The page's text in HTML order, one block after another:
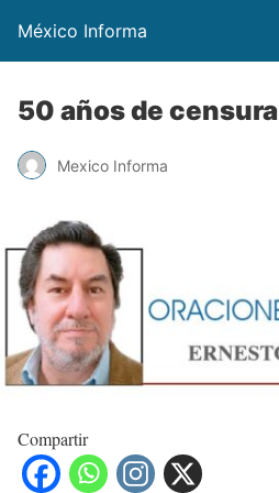
México Informa
50 años de censura
Mexico Informa
Compartir